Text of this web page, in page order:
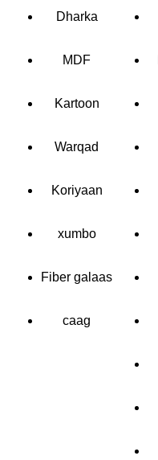
Dharka
MDF
Kartoon
Warqad
Koriyaan
xumbo
Fiber galaas
caag